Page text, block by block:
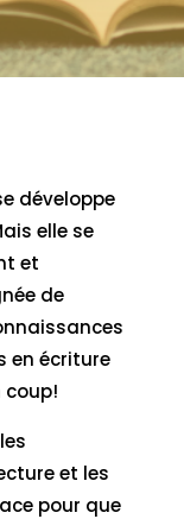
développe
elle se
et
de
en écriture
coup!
et les
pour que